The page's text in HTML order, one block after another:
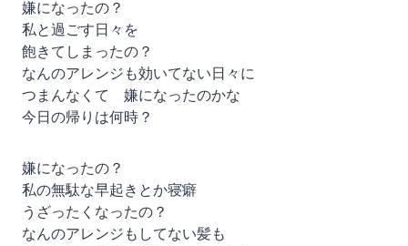
嫌になったの？
私と過ごす日々を
飽きてしまったの？
なんのアレンジも効いてない日々に
つまんなくて 嫌になったのかな
今日の帰りは何時？
嫌になったの？
私の無駄な早起きとか寝癖
うざったくなったの？
なんのアレンジもしてない髪も